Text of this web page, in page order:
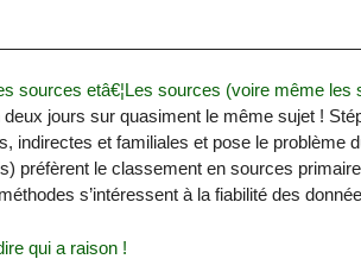
sources etâ€¦Les sources (voire même les
jours sur quasiment le même sujet !
indirectes et familiales et pose le problème
préfèrent le classement en sources
s’intéressent à la fiabilité des
qui a raison !